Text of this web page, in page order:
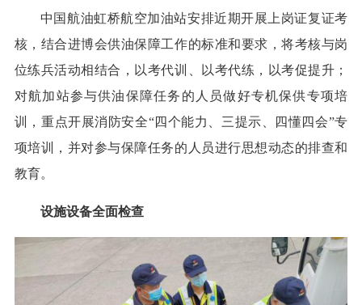
中国航油虹桥航空加油站安排近期开展上岗证复证考
核，结合进博会供油保障工作的标准和要求，将考核与岗
位练兵活动相结合，以考代训、以考代练，以考促提升；
对航加站参与供油保障任务的人员做好专机保供专项培
训，重点开展消防安全“四个能力、三提示、四懂四会”专
项培训，并对参与保障任务的人员进行思想动态的排查和
教育。
设施设备全面检查